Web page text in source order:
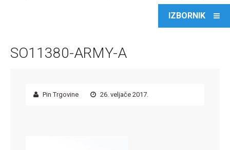
SO11380-ARMY-A
Pin Trgovine 26. veljače 2017.